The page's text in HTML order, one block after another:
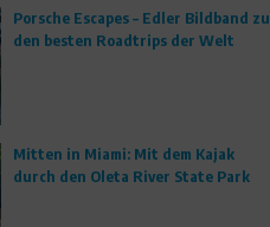
Porsche Escapes – Edler Bildband zu
den besten Roadtrips der Welt
Mitten in Miami: Mit dem Kajak
durch den Oleta River State Park